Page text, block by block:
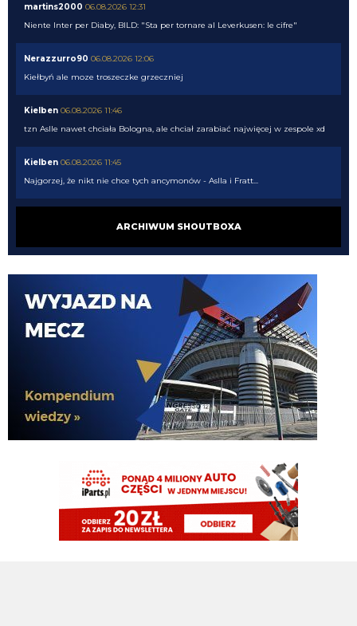
martins2000 06.08.2026 12:31
Niente Inter per Diaby, BILD: "Sta per tornare al Leverkusen: le cifre"
Nerazzurro90 06.08.2026 12:06
Kiełbyń ale moze troszeczke grzeczniej
Kielben 06.08.2026 11:46
tzn Aslle nawet chciała Bologna, ale chciał zarabiać najwięcej w zespole xd
Kielben 06.08.2026 11:45
Najgorzej, że nikt nie chce tych ancymonów - Aslla i Fratt...
Wobec tego ja bym dokupił ze 2 środkowych pomocników. A nóż widelec się
HB 06.08.2026 11:40
Witam Klinsi witam Cny jak tam Romero wypadł we wczorajszym sparingu
z Milanem?
AveCaesar
06.08.2026 11:36
Z Romero byłoby 3 i problem rozwiązany. W tym jeden odpoczywałby sobie
AveCaesar
06.08.2026 11:34
Gorzej, że przy pozostaniu Pavarda nie mamy centralnego na ławce. Tylko
dwóch obrońców w kadrze może tak zagrać - Stones i Akanji.
06.08.2026 11:29
I pójdzie do Atletico
06.08.2026 11:29
Pavard nie odejdzie, także temat Romero jest zamknięty według mnie.
ARCHIWUM SHOUTBOXA